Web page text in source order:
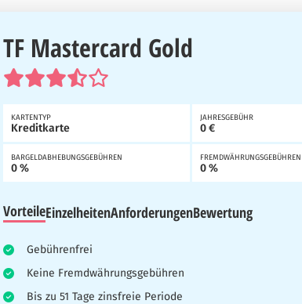
TF Mastercard Gold
KARTENTYP
Kreditkarte
JAHRESGEBÜHR
0 €
BARGELDABHEBUNGSGEBÜHREN
0 %
FREMDWÄHRUNGSGEBÜHREN
0 %
VorteileEinzelheitenAnforderungenBewertung
Gebührenfrei
Keine Fremdwährungsgebühren
Bis zu 51 Tage zinsfreie Periode